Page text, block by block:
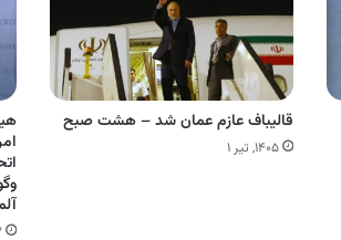
قالیباف عازم عمان شد – هشت صبح
۱۴۰۵, تیر ۱